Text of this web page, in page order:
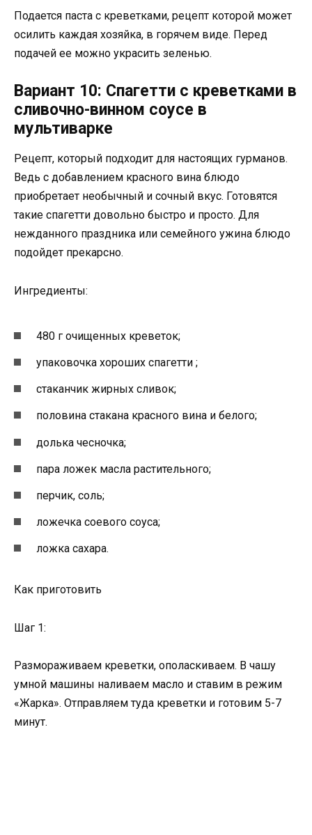
Подается паста с креветками, рецепт которой может
осилить каждая хозяйка, в горячем виде. Перед
подачей ее можно украсить зеленью.
Вариант 10: Спагетти с креветками в
сливочно-винном соусе в
мультиварке
Рецепт, который подходит для настоящих гурманов.
Ведь с добавлением красного вина блюдо
приобретает необычный и сочный вкус. Готовятся
такие спагетти довольно быстро и просто. Для
нежданного праздника или семейного ужина блюдо
подойдет прекарсно.
Ингредиенты:
480 г очищенных креветок;
упаковочка хороших спагетти ;
стаканчик жирных сливок;
половина стакана красного вина и белого;
долька чесночка;
пара ложек масла растительного;
перчик, соль;
ложечка соевого соуса;
ложка сахара.
Как приготовить
Шаг 1:
Размораживаем креветки, ополаскиваем. В чашу
умной машины наливаем масло и ставим в режим
«Жарка». Отправляем туда креветки и готовим 5-7
минут.